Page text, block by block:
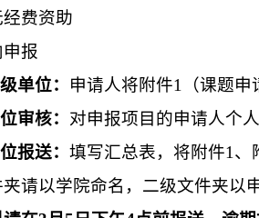
费资助
报
单位： 申请人将附件1（课题
审核： 对申报项目的申请人个
报送：填写汇总表，将附件1、
请以学院命名，二级文件夹以